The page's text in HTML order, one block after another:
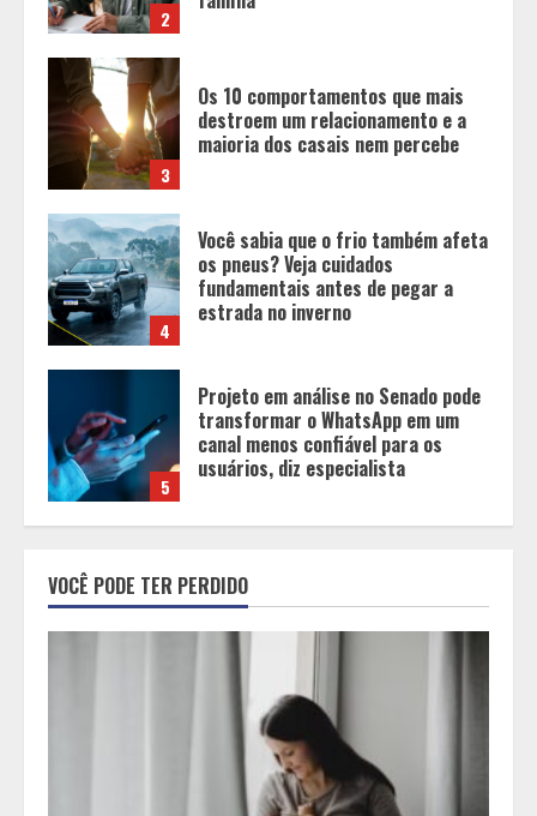
3
4
Você sabia que o frio também afeta
os pneus? Veja cuidados
fundamentais antes de pegar a
estrada no inverno
5
Projeto em análise no Senado pode
transformar o WhatsApp em um
canal menos confiável para os
usuários, diz especialista
1
Entrada na escolinha não significa
o fim da amamentação: 6 dicas
para manter o aleitamento nessa
fase
universitário: adultos que
conciliam estudo, trabalho e
família
Os 10 comportamentos que mais
destroem um relacionamento e a
maioria dos casais nem percebe
VOCÊ PODE TER PERDIDO